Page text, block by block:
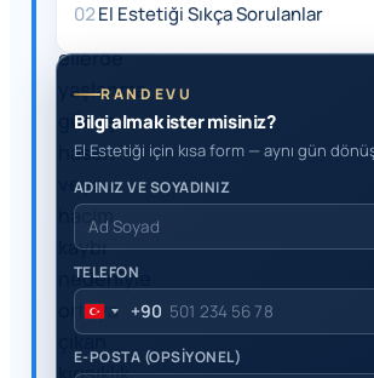
estetiği,
ellerde
yaşlanma,
güneş
hasarı
veya
hacim
kaybı
nedeniyle
ortaya
çıkan
02El Estetiği Sıkça Sorulanlar
RANDEVU
Bilgi almak ister misiniz?
El Estetiği için kısa form — aynı gün
ADINIZ VE SOYADINIZ
TELEFON
Turkey
+90
+90
E-POSTA (OPSİYONEL)